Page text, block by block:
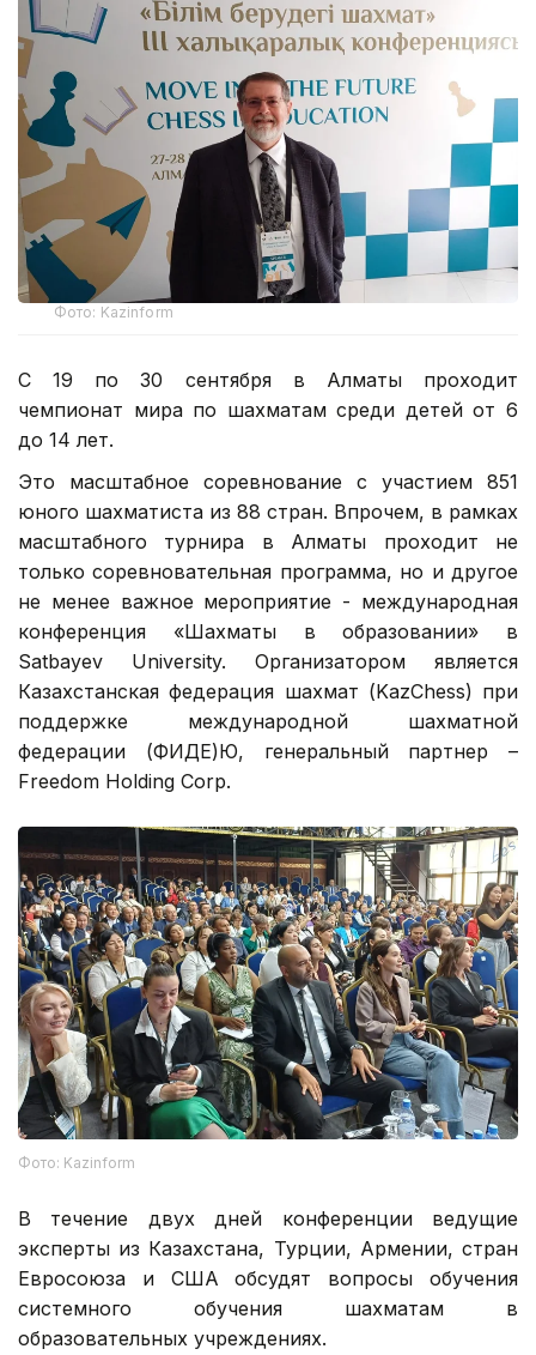
Фото: Kazinform
С 19 по 30 сентября в Алматы проходит
чемпионат мира по шахматам среди детей от 6
до 14 лет.
Это масштабное соревнование с участием 851
юного шахматиста из 88 стран. Впрочем, в рамках
масштабного турнира в Алматы проходит не
только соревновательная программа, но и другое
не менее важное мероприятие - международная
конференция «Шахматы в образовании» в
Satbayev University. Организатором является
Казахстанская федерация шахмат (KazChess) при
поддержке международной шахматной
федерации (ФИДЕ)Ю, генеральный партнер –
Freedom Holding Corp.
Фото: Kazinform
В течение двух дней конференции ведущие
эксперты из Казахстана, Турции, Армении, стран
Евросоюза и США обсудят вопросы обучения
системного обучения шахматам в
образовательных учреждениях.